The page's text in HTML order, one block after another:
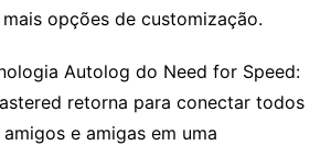
opções de customização.
Autolog do Need for Speed:
retorna para conectar todos
e amigas em uma